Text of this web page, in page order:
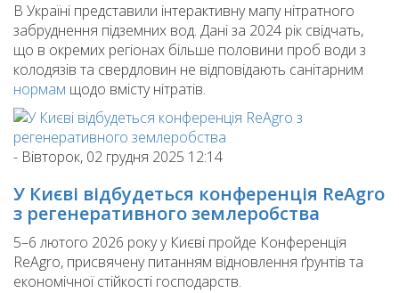
В Україні представили інтерактивну мапу нітратного
забруднення підземних вод. Дані за 2024 рік свідчать,
що в окремих регіонах більше половини проб води з
колодязів та свердловин не відповідають санітарним
нормам щодо вмісту нітратів.
- Вівторок, 02 грудня 2025 12:14
У Києві відбудеться конференція ReAgro
з регенеративного землеробства
5–6 лютого 2026 року у Києві пройде Конференція
ReAgro, присвячену питанням відновлення ґрунтів та
економічної стійкості господарств.